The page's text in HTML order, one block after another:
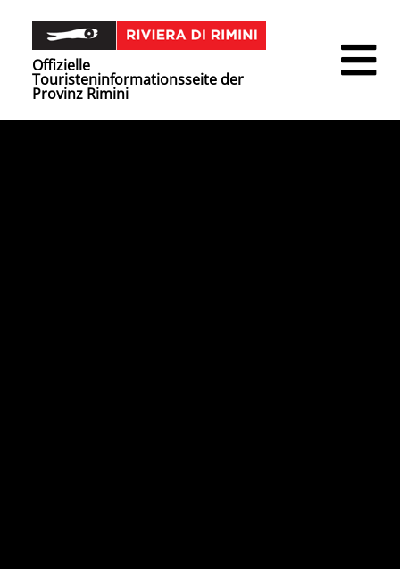
Offizielle
Touristeninformationsseite der
Provinz Rimini